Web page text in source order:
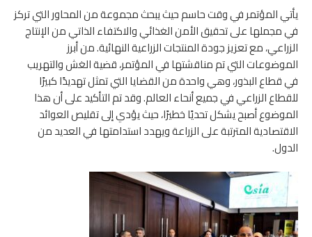
يأتي المؤتمر في وقت حاسم حيث يبحث مجموعة من المحاور التي تركز
في مجملها على تحقيق الأمن الغذائي والاكتفاء الذاتي من الإنتاج
الزراعي، مع تعزيز جودة المنتجات الزراعية النهائية. من أبرز
الموضوعات التي تم مناقشتها في المؤتمر، قضية الغش والتهريب
في قطاع البذور، وهي واحدة من القضايا التي تمثل تهديدًا كبيرًا
للقطاع الزراعي في جميع أنحاء العالم. وقد تم التأكيد على أن هذا
الموضوع أصبح يشكل تحديًا خطيرًا، حيث يؤدي إلى تقليص العوائد
الاقتصادية المترتبة على الزراعة ويهدد استدامتها في العديد من
الدول.